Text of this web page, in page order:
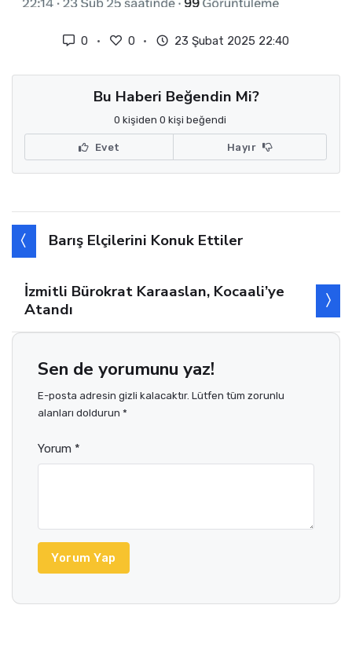
0 0 23 Şubat 2025 22:40
Bu Haberi Beğendin Mi?
0 kişiden 0 kişi beğendi
Evet Hayır
Barış Elçilerini Konuk Ettiler
İzmitli Bürokrat Karaaslan, Kocaali’ye
Atandı
Sen de yorumunu yaz!
E-posta adresin gizli kalacaktır. Lütfen tüm zorunlu
alanları doldurun *
Yorum *
Yorum Yap